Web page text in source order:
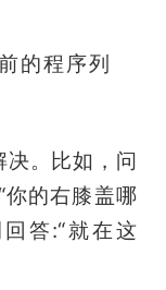
的程序列
决。比如，问
你的右膝盖哪
答:“就在这